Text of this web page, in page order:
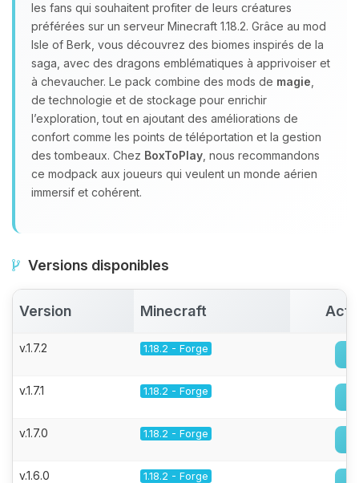
les fans qui souhaitent profiter de leurs créatures
préférées sur un serveur Minecraft 1.18.2. Grâce au mod
Isle of Berk, vous découvrez des biomes inspirés de la
saga, avec des dragons emblématiques à apprivoiser et
à chevaucher. Le pack combine des mods de magie
de technologie et de stockage pour enrichir
l’exploration, tout en ajoutant des améliorations de
confort comme les points de téléportation et la gestion
des tombeaux. Chez BoxToPlay , nous recommandons
ce modpack aux joueurs qui veulent un monde aérien
immersif et cohérent.
Versions disponibles
Version Minecraft
v.1.7.2 1.18.2 - Forge
v.1.7.1 1.18.2 - Forge
v.1.7.0 1.18.2 - Forge
v.1.6.0 1.18.2 - Forge